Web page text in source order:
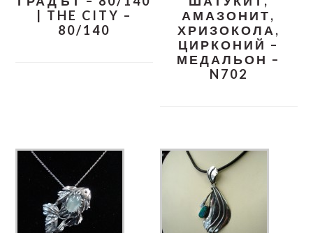
| THE CITY –
80/140
АМАЗОНИТ,
ХРИЗОКОЛА,
ЦИРКОНИЙ –
МЕДАЛЬОН –
N702